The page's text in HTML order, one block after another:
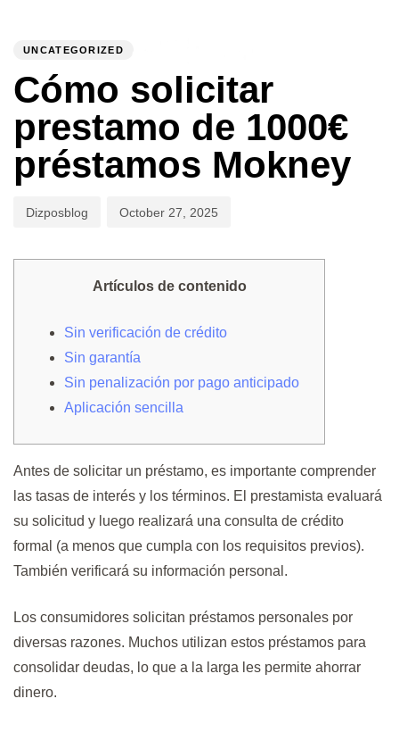
UNCATEGORIZED
Cómo solicitar
prestamo de 1000€
préstamos Mokney
Dizposblog October 27, 2025
Artículos de contenido
Sin verificación de crédito
Sin garantía
Sin penalización por pago anticipado
Aplicación sencilla
Antes de solicitar un préstamo, es importante comprender
las tasas de interés y los términos. El prestamista evaluará
su solicitud y luego realizará una consulta de crédito
formal (a menos que cumpla con los requisitos previos).
También verificará su información personal.
Los consumidores solicitan préstamos personales por
diversas razones. Muchos utilizan estos préstamos para
consolidar deudas, lo que a la larga les permite ahorrar
dinero.